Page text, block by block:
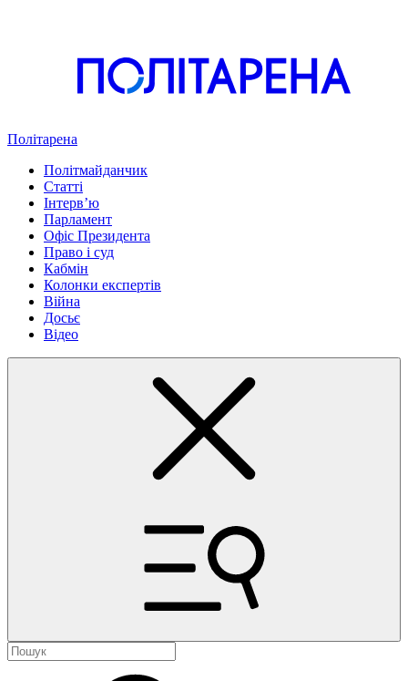
Політарена
Політмайданчик
Статті
Інтервʼю
Парламент
Офіс Президента
Право і суд
Кабмін
Колонки експертів
Війна
Досьє
Відео